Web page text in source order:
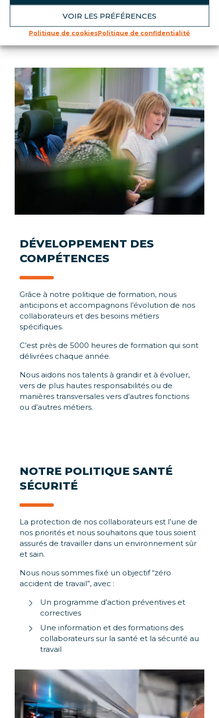
VOIR LES PRÉFÉRENCES
Politique de cookiesPolitique de confidentialité
DÉVELOPPEMENT DES
COMPÉTENCES
Grâce à notre politique de formation, nous
anticipons et accompagnons l’évolution de nos
collaborateurs et des besoins métiers
spécifiques.
C’est près de 5000 heures de formation qui sont
délivrées chaque année.
Nous aidons nos talents à grandir et à évoluer,
vers de plus hautes responsabilités ou de
manières transversales vers d’autres fonctions
ou d’autres métiers.
NOTRE POLITIQUE SANTÉ
SÉCURITÉ
La protection de nos collaborateurs est l’une de
nos priorités et nous souhaitons que tous soient
assurés de travailler dans un environnement sûr
et sain.
Nous nous sommes fixé un objectif “zéro
accident de travail”, avec :
Un programme d’action préventives et
correctives
Une information et des formations des
collaborateurs sur la santé et la sécurité au
travail